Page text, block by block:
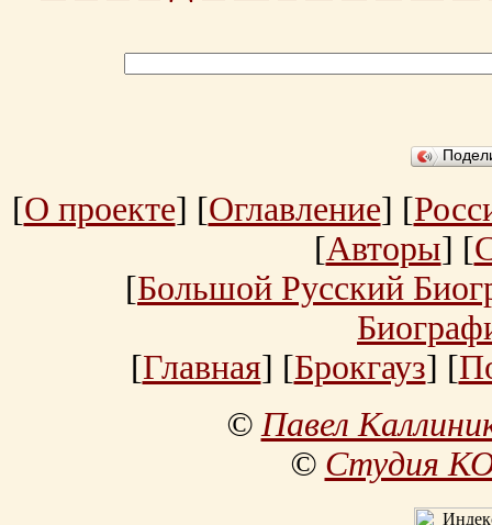
[О проекте] [Оглавление] [
[Авторы] [
[Большой Русский
[Главная] [Брокгауз] [
©Павел
© Студия